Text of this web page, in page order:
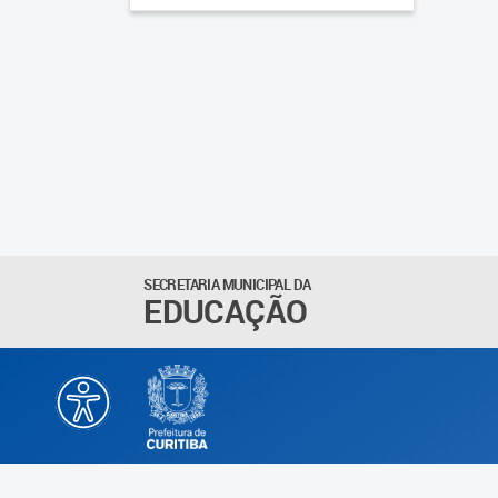
SECRETARIA MUNICIPAL DA
EDUCAÇÃO